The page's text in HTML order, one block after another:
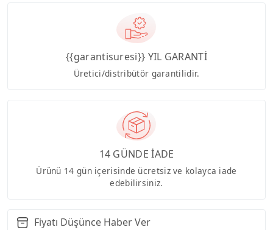
{{garantisuresi}} YIL GARANTİ
Üretici/distribütör garantilidir.
14 GÜNDE İADE
Ürünü 14 gün içerisinde ücretsiz ve kolayca iade
edebilirsiniz.
Fiyatı Düşünce Haber Ver